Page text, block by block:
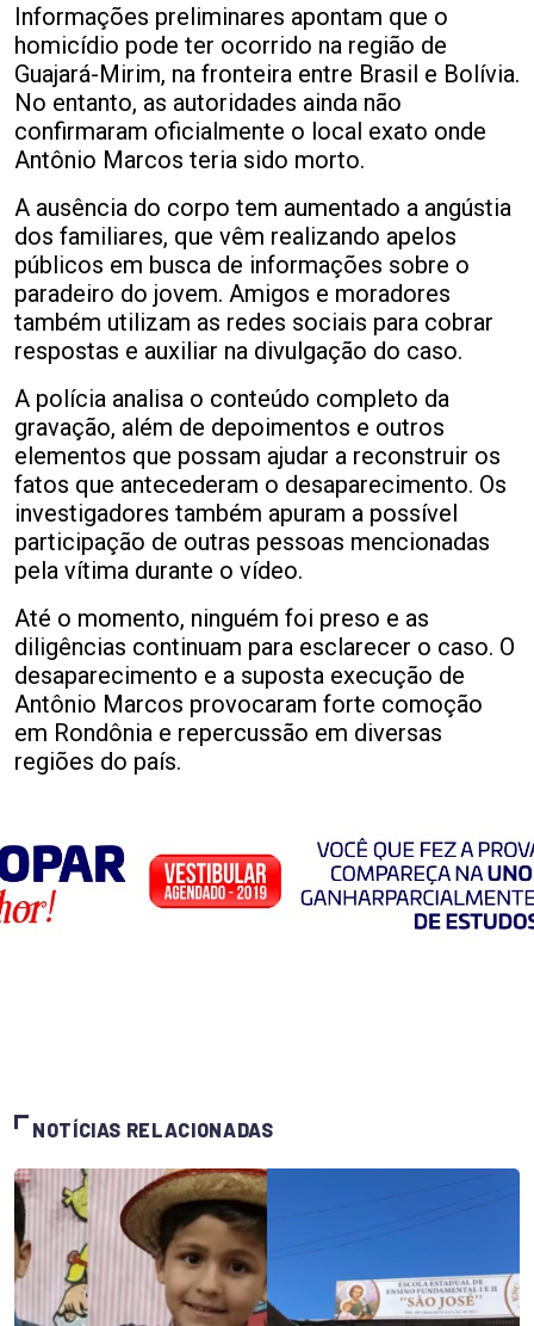
Informações preliminares apontam que o
homicídio pode ter ocorrido na região de
Guajará-Mirim, na fronteira entre Brasil e Bolívia.
No entanto, as autoridades ainda não
confirmaram oficialmente o local exato onde
Antônio Marcos teria sido morto.
A ausência do corpo tem aumentado a angústia
dos familiares, que vêm realizando apelos
públicos em busca de informações sobre o
paradeiro do jovem. Amigos e moradores
também utilizam as redes sociais para cobrar
respostas e auxiliar na divulgação do caso.
A polícia analisa o conteúdo completo da
gravação, além de depoimentos e outros
elementos que possam ajudar a reconstruir os
fatos que antecederam o desaparecimento. Os
investigadores também apuram a possível
participação de outras pessoas mencionadas
pela vítima durante o vídeo.
Até o momento, ninguém foi preso e as
diligências continuam para esclarecer o caso. O
desaparecimento e a suposta execução de
Antônio Marcos provocaram forte comoção
em Rondônia e repercussão em diversas
regiões do país.
NOTÍCIAS RELACIONADAS